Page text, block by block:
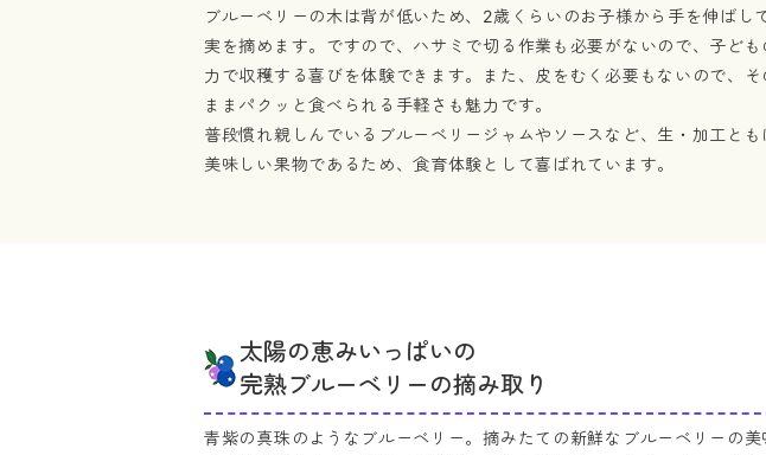
ブルーベリーの木は背が低いため、2歳くらいのお子様から手を伸ばし
実を摘めます。ですので、ハサミで切る作業も必要がないので、子ども
力で収穫する喜びを体験できます。また、皮をむく必要もないので、そ
ままパクッと食べられる手軽さも魅力です。
普段慣れ親しんでいるブルーベリージャムやソースなど、生・加工とも
美味しい果物であるため、食育体験として喜ばれています。
太陽の恵みいっぱいの
完熟ブルーベリーの摘み取り
青紫の真珠のようなブルーベリー。摘みたての新鮮なブルーベリーの美